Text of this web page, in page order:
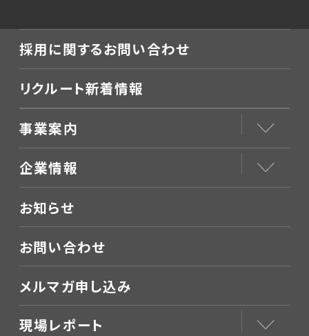
採用に関するお問い合わせ
リクルート新着情報
事業案内
企業情報
お知らせ
お問い合わせ
メルマガ申し込み
現場レポート